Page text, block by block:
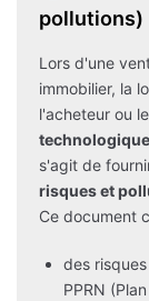
pollutions)
Lors d'une
immobilier, la
l'acheteur ou
s'agit de
risques et
Ce document
des
PPRN